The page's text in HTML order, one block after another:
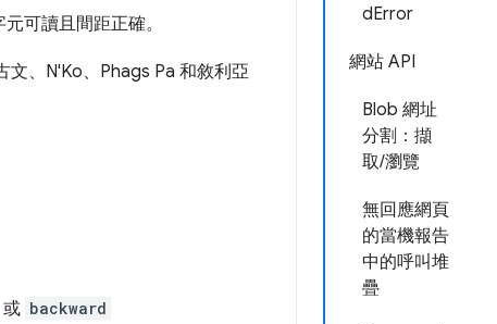
dError
網站 API
Blob 網址
分割：擷
取/瀏覽
無回應網頁
的當機報告
中的呼叫堆
疊
可讀且間距正確。
文、N'Ko、Phags Pa 和敘利亞
或 backward